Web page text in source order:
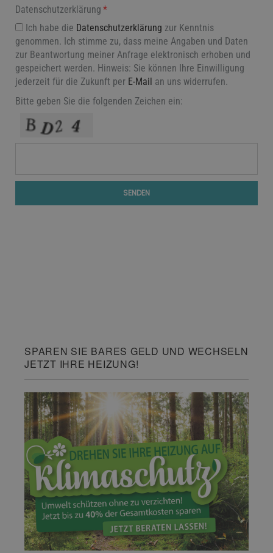
Datenschutzerklärung
Ich habe die Datenschutzerklärung zur Kenntnis
genommen. Ich stimme zu, dass meine Angaben und Daten
zur Beantwortung meiner Anfrage elektronisch erhoben und
gespeichert werden. Hinweis: Sie können Ihre Einwilligung
jederzeit für die Zukunft per E-Mail an uns widerrufen.
Bitte geben Sie die folgenden Zeichen ein:
SENDEN
SPAREN SIE BARES GELD UND WECHSELN
JETZT IHRE HEIZUNG!